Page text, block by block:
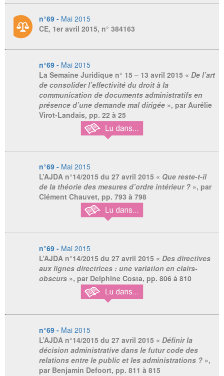
n°69 - Mai 2015
CE, 1er avril 2015, n° 384163
n°69 - Mai 2015
La Semaine Juridique n° 15 – 13 avril 2015 « De l’art
de consolider l’effectivité du droit à la
communication de documents administratifs en
présence d’une demande mal dirigée», par Aurélie
Virot-Landais, pp. 22 à 25
n°69 - Mai 2015
L’AJDA n°14/2015 du 27 avril 2015 « Que reste-t-il
de la théorie des mesures d’ordre intérieur ?», par
Clément Chauvet, pp. 793 à 798
n°69 - Mai 2015
L’AJDA n°14/2015 du 27 avril 2015 « Des directives
aux lignes directrices : une variation en clairs-
obscurs », par Delphine Costa, pp. 806 à 810
n°69 - Mai 2015
L’AJDA n°14/2015 du 27 avril 2015 « Définir la
décision administrative dans le futur code des
relations entre le public et les administrations ? »,
par Benjamin Defoort, pp. 811 à 815